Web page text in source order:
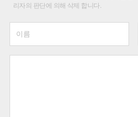
리자의 판단에 의해 삭제 합니다.